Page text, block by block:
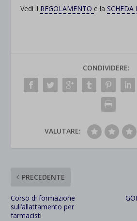
Vedi il REGOLAMENTO e laSCHEDA
CONDIVIDERE:
VALUTARE:
PRECEDENTE
Corso di formazione
sull’allattamento per
farmacisti